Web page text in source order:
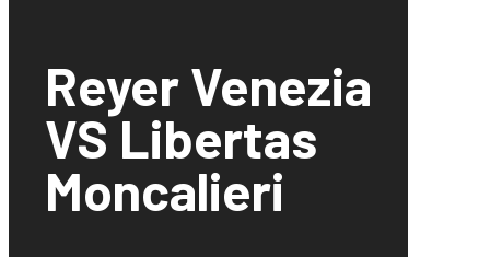
Reyer Venezia
VS Libertas
Moncalieri